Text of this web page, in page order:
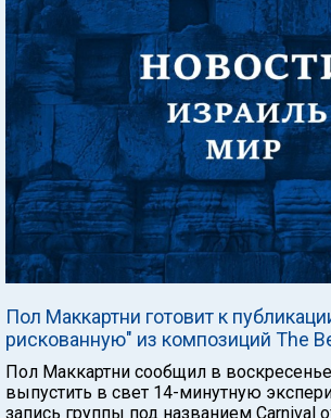
Пол Маккартни готовит к
рискованную" из композиций The
Пол Маккартни сообщил в
выпустить в свет 14-минутную
запись группы под названием Carnival